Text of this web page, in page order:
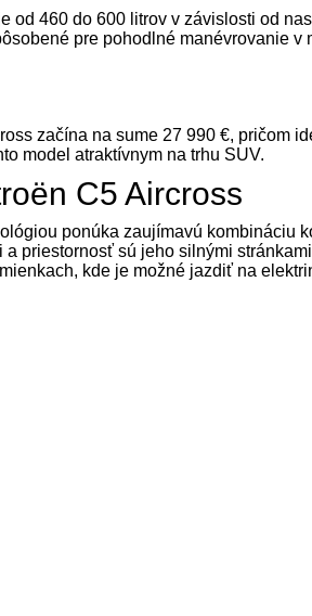
od 460 do 600 litrov v závislosti od
pre pohodlné manévrovanie v
začína na sume 27 990 €, pričom
model atraktívnym na trhu SUV.
C5 Aircross
ponúka zaujímavú kombináciu
priestornosť sú jeho silnými
kde je možné jazdiť na